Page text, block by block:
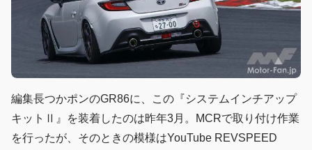
編集長つかポンのGR86に、この『システムインチアップ
キットⅡ』を装着したのは昨年3月。MCRで取り付け作業
を行ったが、そのときの模様はYouTube REVSPEED